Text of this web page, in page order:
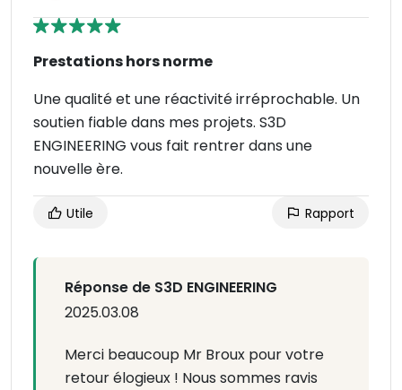
Prestations hors norme
Une qualité et une réactivité irréprochable. Un
soutien fiable dans mes projets. S3D
ENGINEERING vous fait rentrer dans une
nouvelle ère.
Utile Rapport
Réponse de S3D ENGINEERING
2025.03.08
Merci beaucoup Mr Broux pour votre
retour élogieux ! Nous sommes ravis